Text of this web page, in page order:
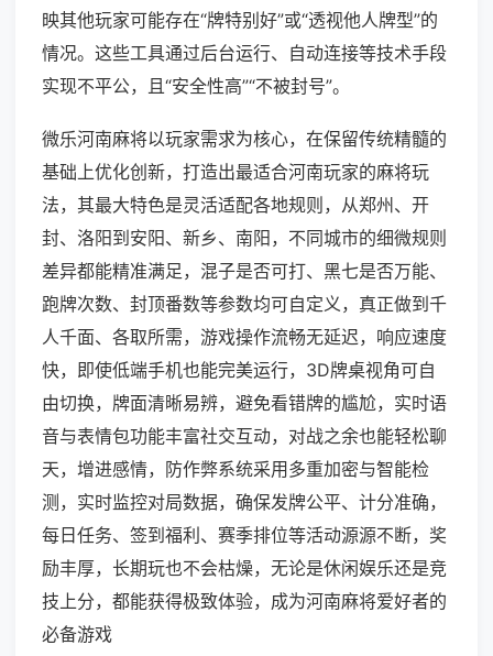
映其他玩家可能存在“牌特别好”或“透视他人牌型”的
情况。这些工具通过后台运行、自动连接等技术手段
实现不平公，且“安全性高”“不被封号”。
微乐河南麻将以玩家需求为核心，在保留传统精髓的
基础上优化创新，打造出最适合河南玩家的麻将玩
法，其最大特色是灵活适配各地规则，从郑州、开
封、洛阳到安阳、新乡、南阳，不同城市的细微规则
差异都能精准满足，混子是否可打、黑七是否万能、
跑牌次数、封顶番数等参数均可自定义，真正做到千
人千面、各取所需，游戏操作流畅无延迟，响应速度
快，即使低端手机也能完美运行，3D牌桌视角可自
由切换，牌面清晰易辨，避免看错牌的尴尬，实时语
音与表情包功能丰富社交互动，对战之余也能轻松聊
天，增进感情，防作弊系统采用多重加密与智能检
测，实时监控对局数据，确保发牌公平、计分准确，
每日任务、签到福利、赛季排位等活动源源不断，奖
励丰厚，长期玩也不会枯燥，无论是休闲娱乐还是竞
技上分，都能获得极致体验，成为河南麻将爱好者的
必备游戏